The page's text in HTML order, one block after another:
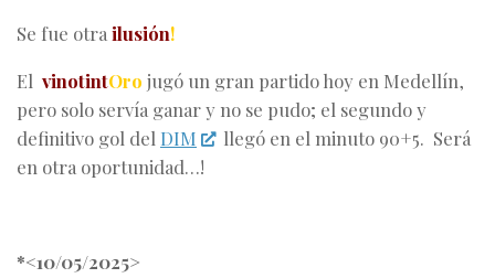
Se fue otra ilusión!
El vinotintOro jugó un gran partido hoy en Medellín,
pero solo servía ganar y no se pudo; el segundo y
definitivo gol del DIM
llegó en el minuto 90+5. Será
en otra oportunidad…!
*<10/05/2025>